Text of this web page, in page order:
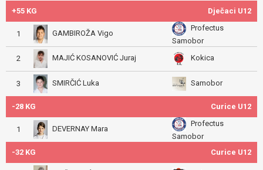
+55 KG
Dječaci U12
1 GAMBIROŽA Vigo
Profectus
Samobor
2
MAJIĆ KOSANOVIĆ Juraj Kokica
3 SMIRČIĆ Luka Samobor
-28 KG Curice U12
1 DEVERNAY Mara
Profectus
Samobor
-32 KG
Curice U12